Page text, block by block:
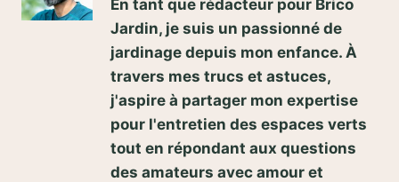
En tant que rédacteur pour Brico
Jardin, je suis un passionné de
jardinage depuis mon enfance. À
travers mes trucs et astuces,
j'aspire à partager mon expertise
pour l'entretien des espaces verts
tout en répondant aux questions
des amateurs avec amour et